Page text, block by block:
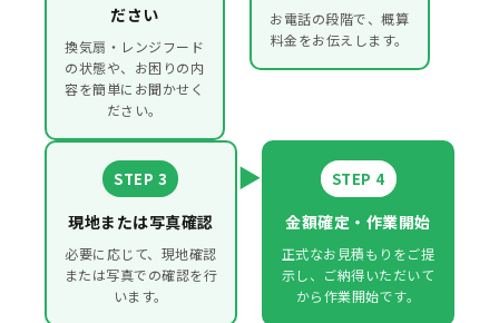
ださい
換気扇・レンジフード
の状態や、お困りの内
容を簡単にお聞かせく
ださい。
お電話の段階で、概算
料金をお伝えします。
STEP 3
現地または写真確認
必要に応じて、現地確認
または写真での確認を行
います。
▶ STEP 4
金額確定・作業開始
正式なお見積もりをご提
示し、ご納得いただいて
から作業開始です。